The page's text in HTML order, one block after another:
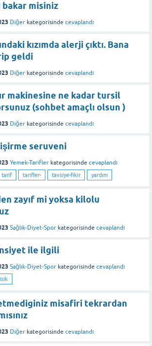
bakar misiniz
Diğer kategorisinde cevaplandı
kızımda alerji çıktı. Bana
geldi
Diğer kategorisinde cevaplandı
makinesine ne kadar tursil
(sohbet amaçlı olsun )
Diğer kategorisinde cevaplandı
seruveni
Yemek-Tarifler kategorisinde cevaplandı
tarif tarifler- tavsiye-fikir yardım
zayıf mi yoksa kilolu
Sağlık-Diyet-Spor kategorisinde cevaplandı
ile ilgili
Sağlık-Diyet-Spor kategorisinde cevaplandı
misafiri tekrardan
Diğer kategorisinde cevaplandı